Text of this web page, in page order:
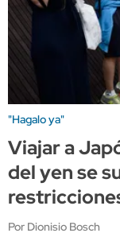
"Hagalo ya"
Viajar a
del yen se
Por Dionisio Bosch